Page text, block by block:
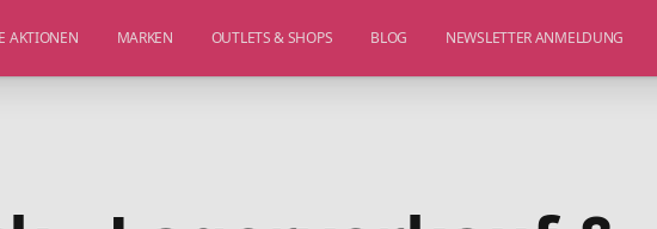
AKTIONEN MARKEN OUTLETS & SHOPS BLOG NEWSLETTER ANMELDUNG